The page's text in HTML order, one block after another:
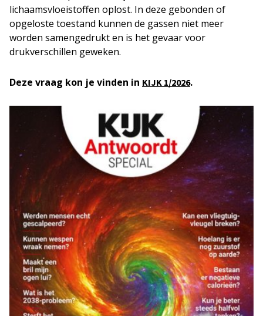
lichaamsvloeistoffen oplost. In deze gebonden of
opgeloste toestand kunnen de gassen niet meer
worden samengedrukt en is het gevaar voor
drukverschillen geweken.
Deze vraag kon je vinden in KIJK 1/2026.